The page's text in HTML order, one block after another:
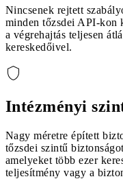
Nincsenek rejtett
minden tőzsdei API-kon
a végrehajtás teljesen
kereskedőivel.
Intézményi
Nagy méretre épített
tőzsdei szintű
amelyeket több ezer
teljesítmény vagy a